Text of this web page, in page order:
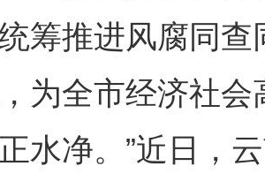
筹推进风腐同
为全市经济社
水净。”近日，